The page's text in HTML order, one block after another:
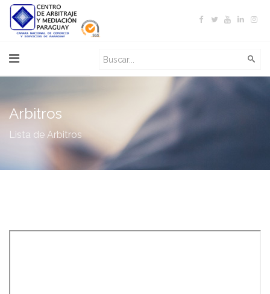
Arbitros
Lista de Arbitros